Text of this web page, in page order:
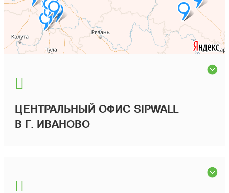
ЦЕНТРАЛЬНЫЙ ОФИС SIPWALL
В Г. ИВАНОВО